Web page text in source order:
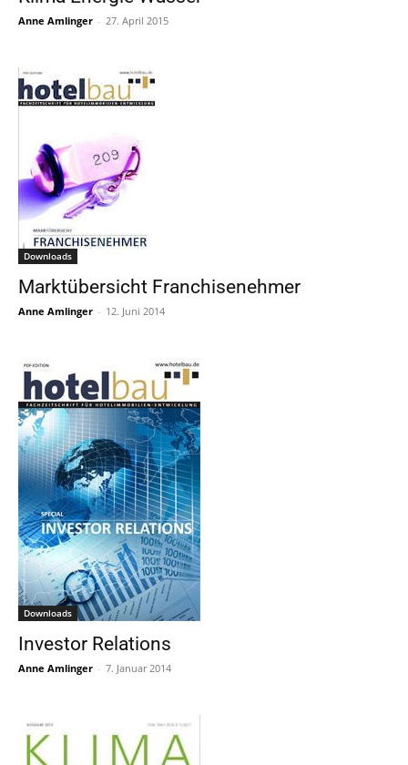
Anne Amlinger - 27. April 2015
Downloads
Marktübersicht Franchisenehmer
Anne Amlinger - 12. Juni 2014
Downloads
Investor Relations
Anne Amlinger - 7. Januar 2014